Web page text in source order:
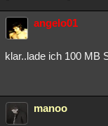
angelo01
klar..lade ich 100 MB
manoo